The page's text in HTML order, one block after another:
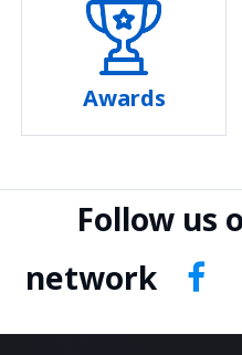
Awards
Follow us
network